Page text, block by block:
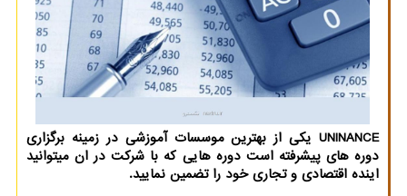
UNINANCE یكی از بهترین موسسات آموزشی در زمینه برگزاری
دوره های پیشرفته است دوره هایی كه با شركت در ان میتوانید
اینده اقتصادی و تجاری خود را تضمین نمایید.